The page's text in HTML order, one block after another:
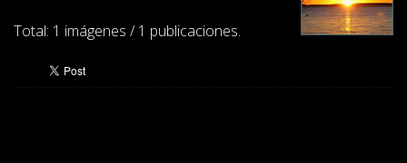
Total: 1 imágenes / 1 publicaciones.